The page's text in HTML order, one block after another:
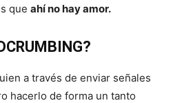
que ahí no hay amor.
a través de enviar señales
hacerlo de forma un tanto